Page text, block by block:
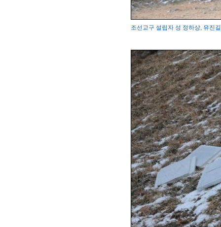
조선교구 설립자 성 정하상, 유진